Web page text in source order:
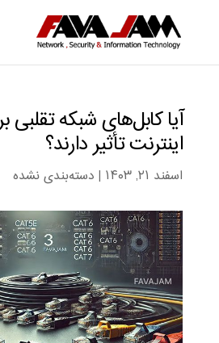
آیا کابل‌های شبکه
اینترنت تأثیر دارند؟
اسفند ۲۱, ۱۴۰۳ | دسته‌بندی نشده